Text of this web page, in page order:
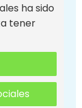
ha sido
tener